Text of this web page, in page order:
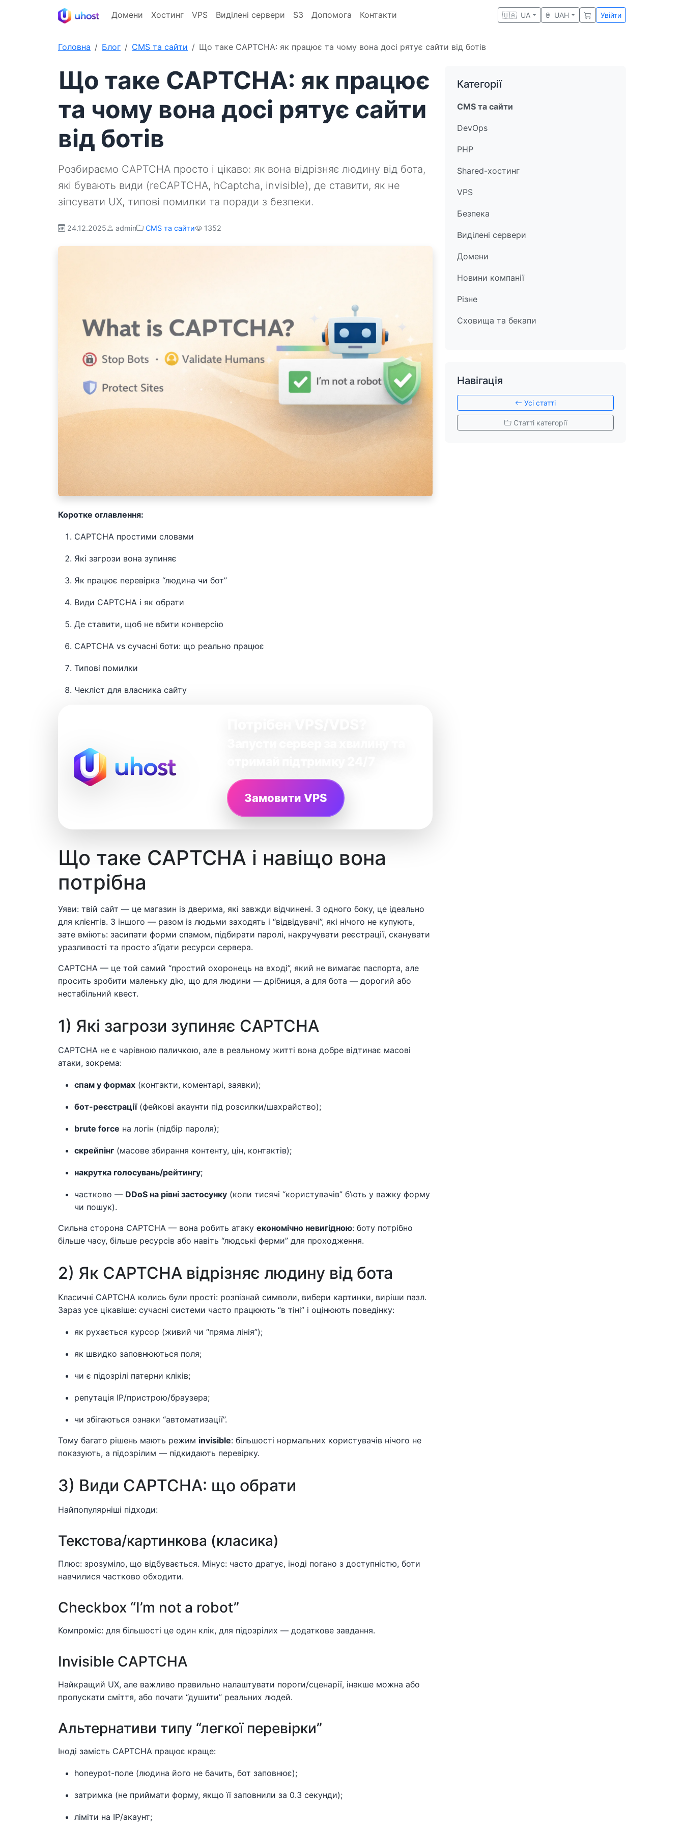
Домени Хостинг VPS Виділені сервери S3 Допомога Контакти 🇺🇦 UA ₴ UAH Увійти
Головна Блог CMS та сайти Що таке CAPTCHA: як працює та чому вона досі рятує сайти від ботів
Що таке CAPTCHA: як працює
та чому вона досі рятує сайти
від ботів
Розбираємо CAPTCHA просто і цікаво: як вона відрізняє людину від бота,
які бувають види (reCAPTCHA, hCaptcha, invisible), де ставити, як не
зіпсувати UX, типові помилки та поради з безпеки.
24.12.2025 admin CMS та сайти 1352
Коротке оглавлення:
CAPTCHA простими словами
Які загрози вона зупиняє
Як працює перевірка “людина чи бот”
Види CAPTCHA і як обрати
Де ставити, щоб не вбити конверсію
CAPTCHA vs сучасні боти: що реально працює
Типові помилки
Чекліст для власника сайту
Замовити VPS
Що таке CAPTCHA і навіщо вона
потрібна
Уяви: твій сайт — це магазин із дверима, які завжди відчинені. З одного боку, це ідеально
для клієнтів. З іншого — разом із людьми заходять і “відвідувачі”, які нічого не купують,
зате вміють: засипати форми спамом, підбирати паролі, накручувати реєстрації, сканувати
уразливості та просто з’їдати ресурси сервера.
CAPTCHA — це той самий “простий охоронець на вході”, який не вимагає паспорта, але
просить зробити маленьку дію, що для людини — дрібниця, а для бота — дорогий або
нестабільний квест.
1) Які загрози зупиняє CAPTCHA
CAPTCHA не є чарівною паличкою, але в реальному житті вона добре відтинає масові
атаки, зокрема:
спам у формах (контакти, коментарі, заявки);
бот-реєстрації(фейкові акаунти під розсилки/шахрайство);
brute force на логін (підбір пароля);
скрейпінг (масове збирання контенту, цін, контактів);
накрутка голосувань/рейтингу;
частково — DDoS на рівні застосунку (коли тисячі “користувачів” б’ють у важку форму
чи пошук).
Сильна сторона CAPTCHA — вона робить атаку економічно невигідною: боту потрібно
більше часу, більше ресурсів або навіть “людські ферми” для проходження.
2) Як CAPTCHA відрізняє людину від бота
Класичні CAPTCHA колись були прості: розпізнай символи, вибери картинки, виріши пазл.
Зараз усе цікавіше: сучасні системи часто працюють “в тіні” і оцінюють поведінку:
як рухається курсор (живий чи “пряма лінія”);
як швидко заповнюються поля;
чи є підозрілі патерни кліків;
репутація IP/пристрою/браузера;
чи збігаються ознаки “автоматизації”.
Тому багато рішень мають режим invisible: більшості нормальних користувачів нічого не
показують, а підозрілим — підкидають перевірку.
3) Види CAPTCHA: що обрати
Найпопулярніші підходи:
Текстова/картинкова (класика)
Плюс: зрозуміло, що відбувається. Мінус: часто дратує, іноді погано з доступністю, боти
навчилися частково обходити.
Checkbox “I’m not a robot”
Компроміс: для більшості це один клік, для підозрілих — додаткове завдання.
Invisible CAPTCHA
Найкращий UX, але важливо правильно налаштувати пороги/сценарії, інакше можна або
пропускати сміття, або почати “душити” реальних людей.
Альтернативи типу “легкої перевірки”
Іноді замість CAPTCHA працює краще:
honeypot-поле (людина його не бачить, бот заповнює);
затримка (не приймати форму, якщо її заповнили за 0.3 секунди);
ліміти на IP/акаунт;
Категорії
CMS та сайти
DevOps
PHP
Shared-хостинг
VPS
Безпека
Виділені сервери
Домени
Новини компанії
Різне
Сховища та бекапи
Навігація
Усі статті
Статті категорії